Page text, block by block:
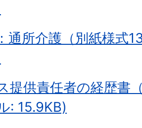
通所介護（別紙様式
提供責任者の経歴書
: 15.9KB)